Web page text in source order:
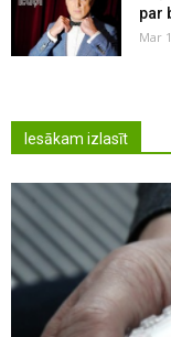
par
Mar
Iesākam izlasīt